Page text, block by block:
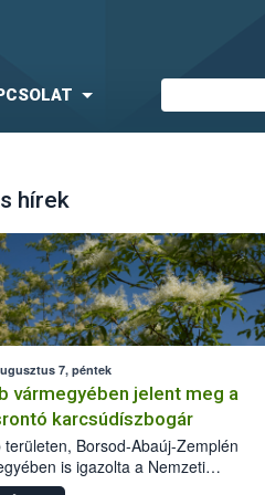
hírek
7, péntek
vármegyében jelent meg a
karcsúdíszbogár
területen, Borsod-Abaúj-Zemplén
is igazolta a Nemzeti
biztonsági Hivatal (Nébih) a